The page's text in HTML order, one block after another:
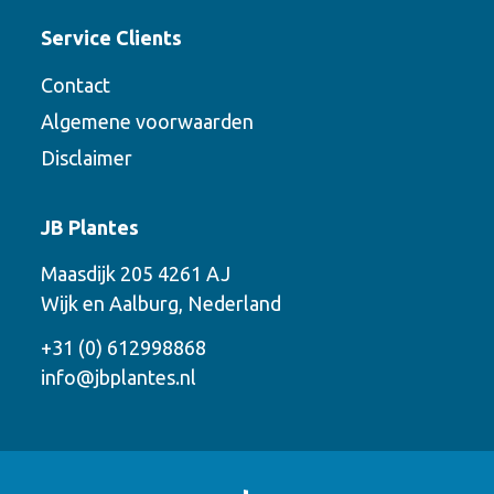
onderstaande mogelijkheden.
Service Clients
Contact
Algemene voorwaarden
Disclaimer
JB Plantes
Maasdijk 205 4261 AJ
Wijk en Aalburg, Nederland
+31 (0) 612998868
info@jbplantes.nl